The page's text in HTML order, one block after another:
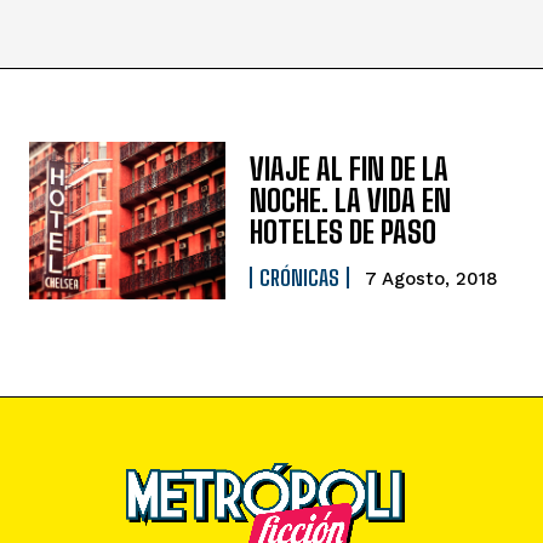
VIAJE AL FIN DE LA
NOCHE. LA VIDA EN
HOTELES DE PASO
CRÓNICAS 7 Agosto, 2018